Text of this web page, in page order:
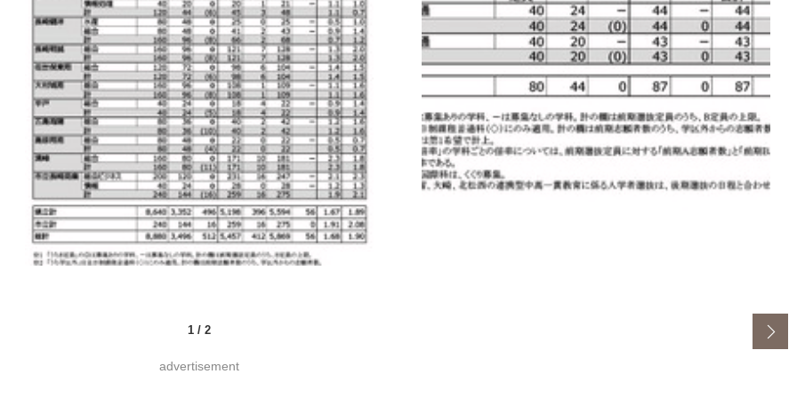
1 / 2
advertisement